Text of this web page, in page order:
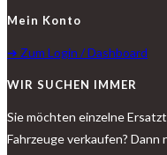
Mein Konto
➔ Zum Login / Dashboard
WIR SUCHEN IMMER
Sie möchten einzelne
Fahrzeuge verkaufen?